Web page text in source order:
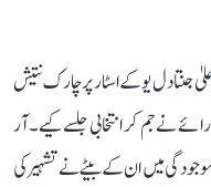
دل یو کے اسٹار پرچارک نتیش
نے جم کر انتخابی جلسے کیے۔ آر
میں ان کے بیٹے نے تشہیر کی